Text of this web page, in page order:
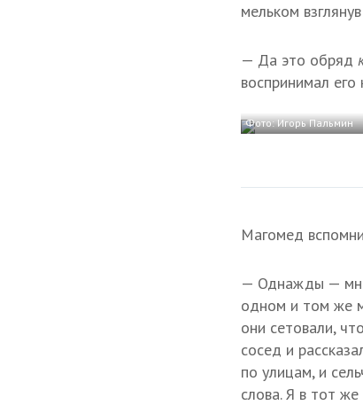
мельком
— Да это обряд
воспринимал
Фото: Игорь Пальмин
Магомед
— Однажды —
одном и том же
они сетовали,
сосед и
по улицам, и
слова. Я в тот